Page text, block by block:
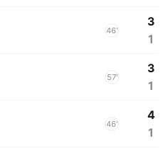
46'
3
1
57'
3
1
46'
4
1